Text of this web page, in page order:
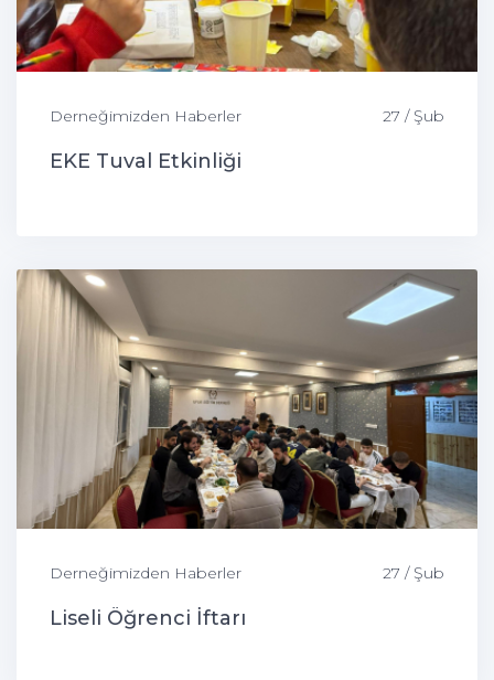
Derneğimizden Haberler 27 / Şub
EKE Tuval Etkinliği
Derneğimizden Haberler 27 / Şub
Liseli Öğrenci İftarı